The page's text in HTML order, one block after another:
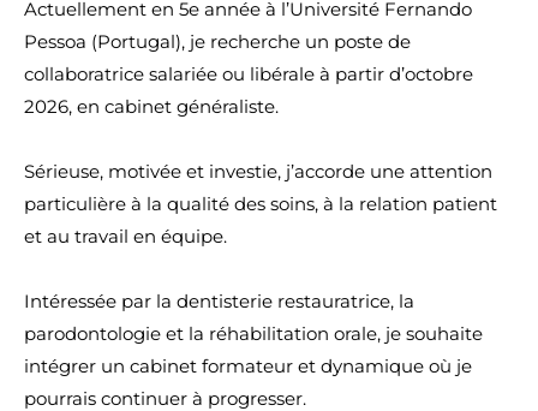
Actuellement en 5e année à l’Université Fernando
Pessoa (Portugal), je recherche un poste de
collaboratrice salariée ou libérale à partir d’octobre
2026, en cabinet généraliste.
Sérieuse, motivée et investie, j’accorde une attention
particulière à la qualité des soins, à la relation patient
et au travail en équipe.
Intéressée par la dentisterie restauratrice, la
parodontologie et la réhabilitation orale, je souhaite
intégrer un cabinet formateur et dynamique où je
pourrais continuer à progresser.